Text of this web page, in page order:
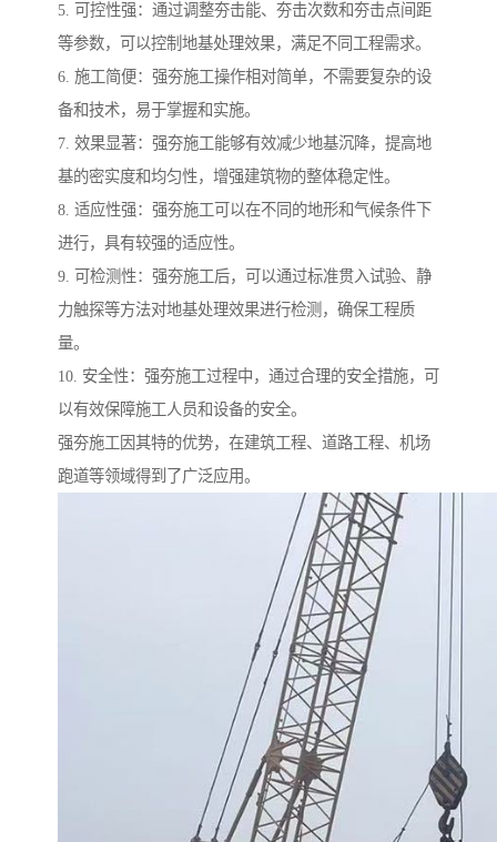
5. 可控性强：通过调整夯击能、夯击次数和夯击点间距
等参数，可以控制地基处理效果，满足不同工程需求。
6. 施工简便：强夯施工操作相对简单，不需要复杂的设
备和技术，易于掌握和实施。
7. 效果显著：强夯施工能够有效减少地基沉降，提高地
基的密实度和均匀性，增强建筑物的整体稳定性。
8. 适应性强：强夯施工可以在不同的地形和气候条件下
进行，具有较强的适应性。
9. 可检测性：强夯施工后，可以通过标准贯入试验、静
力触探等方法对地基处理效果进行检测，确保工程质
量。
10. 安全性：强夯施工过程中，通过合理的安全措施，可
以有效保障施工人员和设备的安全。
强夯施工因其特的优势，在建筑工程、道路工程、机场
跑道等领域得到了广泛应用。